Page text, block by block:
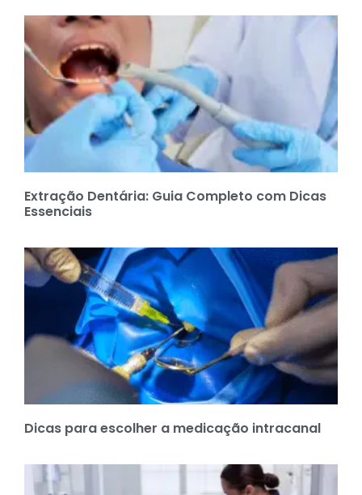
Extração Dentária: Guia Completo com Dicas
Essenciais
Dicas para escolher a medicação intracanal